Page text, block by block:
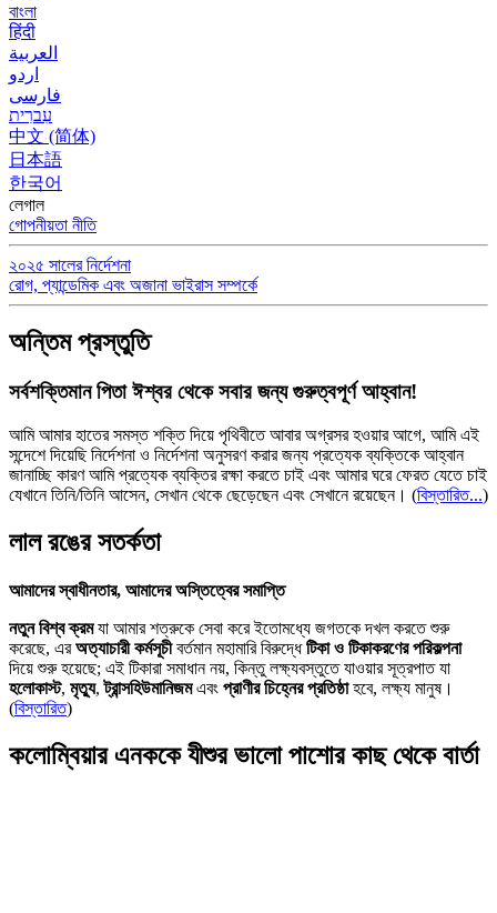
বাংলা
हिंदी
العربية
اردو
فارسی
עִברִית
中文 (简体)
日本語
한국어
লেগাল
গোপনীয়তা নীতি
২০২৫ সালের নির্দেশনা
রোগ, প্যান্ডেমিক এবং অজানা ভাইরাস সম্পর্কে
অন্তিম প্রস্তুতি
সর্বশক্তিমান পিতা ঈশ্বর থেকে সবার জন্য গুরুত্বপূর্ণ আহ্বান!
আমি আমার হাতের সমস্ত শক্তি দিয়ে পৃথিবীতে আবার অগ্রসর হওয়ার আগে, আমি এই
সন্দেশে দিয়েছি নির্দেশনা ও নির্দেশনা অনুসরণ করার জন্য প্রত্যেক ব্যক্তিকে আহ্বান
জানাচ্ছি কারণ আমি প্রত্যেক ব্যক্তির রক্ষা করতে চাই এবং আমার ঘরে ফেরত যেতে চাই
যেখানে তিনি/তিনি আসেন, সেখান থেকে ছেড়েছেন এবং সেখানে রয়েছেন। (বিস্তারিত...)
লাল রঙের সতর্কতা
আমাদের স্বাধীনতার, আমাদের অস্তিত্বের সমাপ্তি
নতুন বিশ্ব ক্রমযা আমার শত্রুকে সেবা করে ইতোমধ্যে জগতকে দখল করতে শুরু
করেছে, এরঅত্যাচারী কর্মসূচীবর্তমান মহামারি বিরুদ্ধেটিকা ও টিকাকরণের পরিকল্পনা
দিয়ে শুরু হয়েছে; এই টিকারা সমাধান নয়, কিন্তু লক্ষ্যবস্তুতে যাওয়ার সূত্রপাত যা
হলোকাস্ট, মৃত্যু,ট্রান্সহিউমানিজমএবং প্রাণীর চিহ্নের প্রতিষ্ঠাহবে, লক্ষ্য মানুষ।
(বিস্তারিত)
কলোম্বিয়ার এনককে যীশুর ভালো পাশোর কাছ থেকে বার্তা